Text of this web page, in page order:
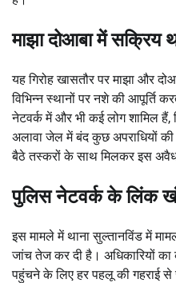
माझा दोआबा में सक्रिय
यह गिरोह खासतौर पर माझा और
विभिन्न स्थानों पर नशे की आपूर्ति
नेटवर्क में और भी कई लोग शामिल
अलावा जेल में बंद कुछ अपराधियों की
बैठे तस्करों के साथ मिलकर इस अवैध
पुलिस नेटवर्क के लिंक
इस मामले में थाना सुल्तानविंड में
जांच तेज कर दी है। अधिकारियों
पहुंचने के लिए हर पहलू की गहराई से